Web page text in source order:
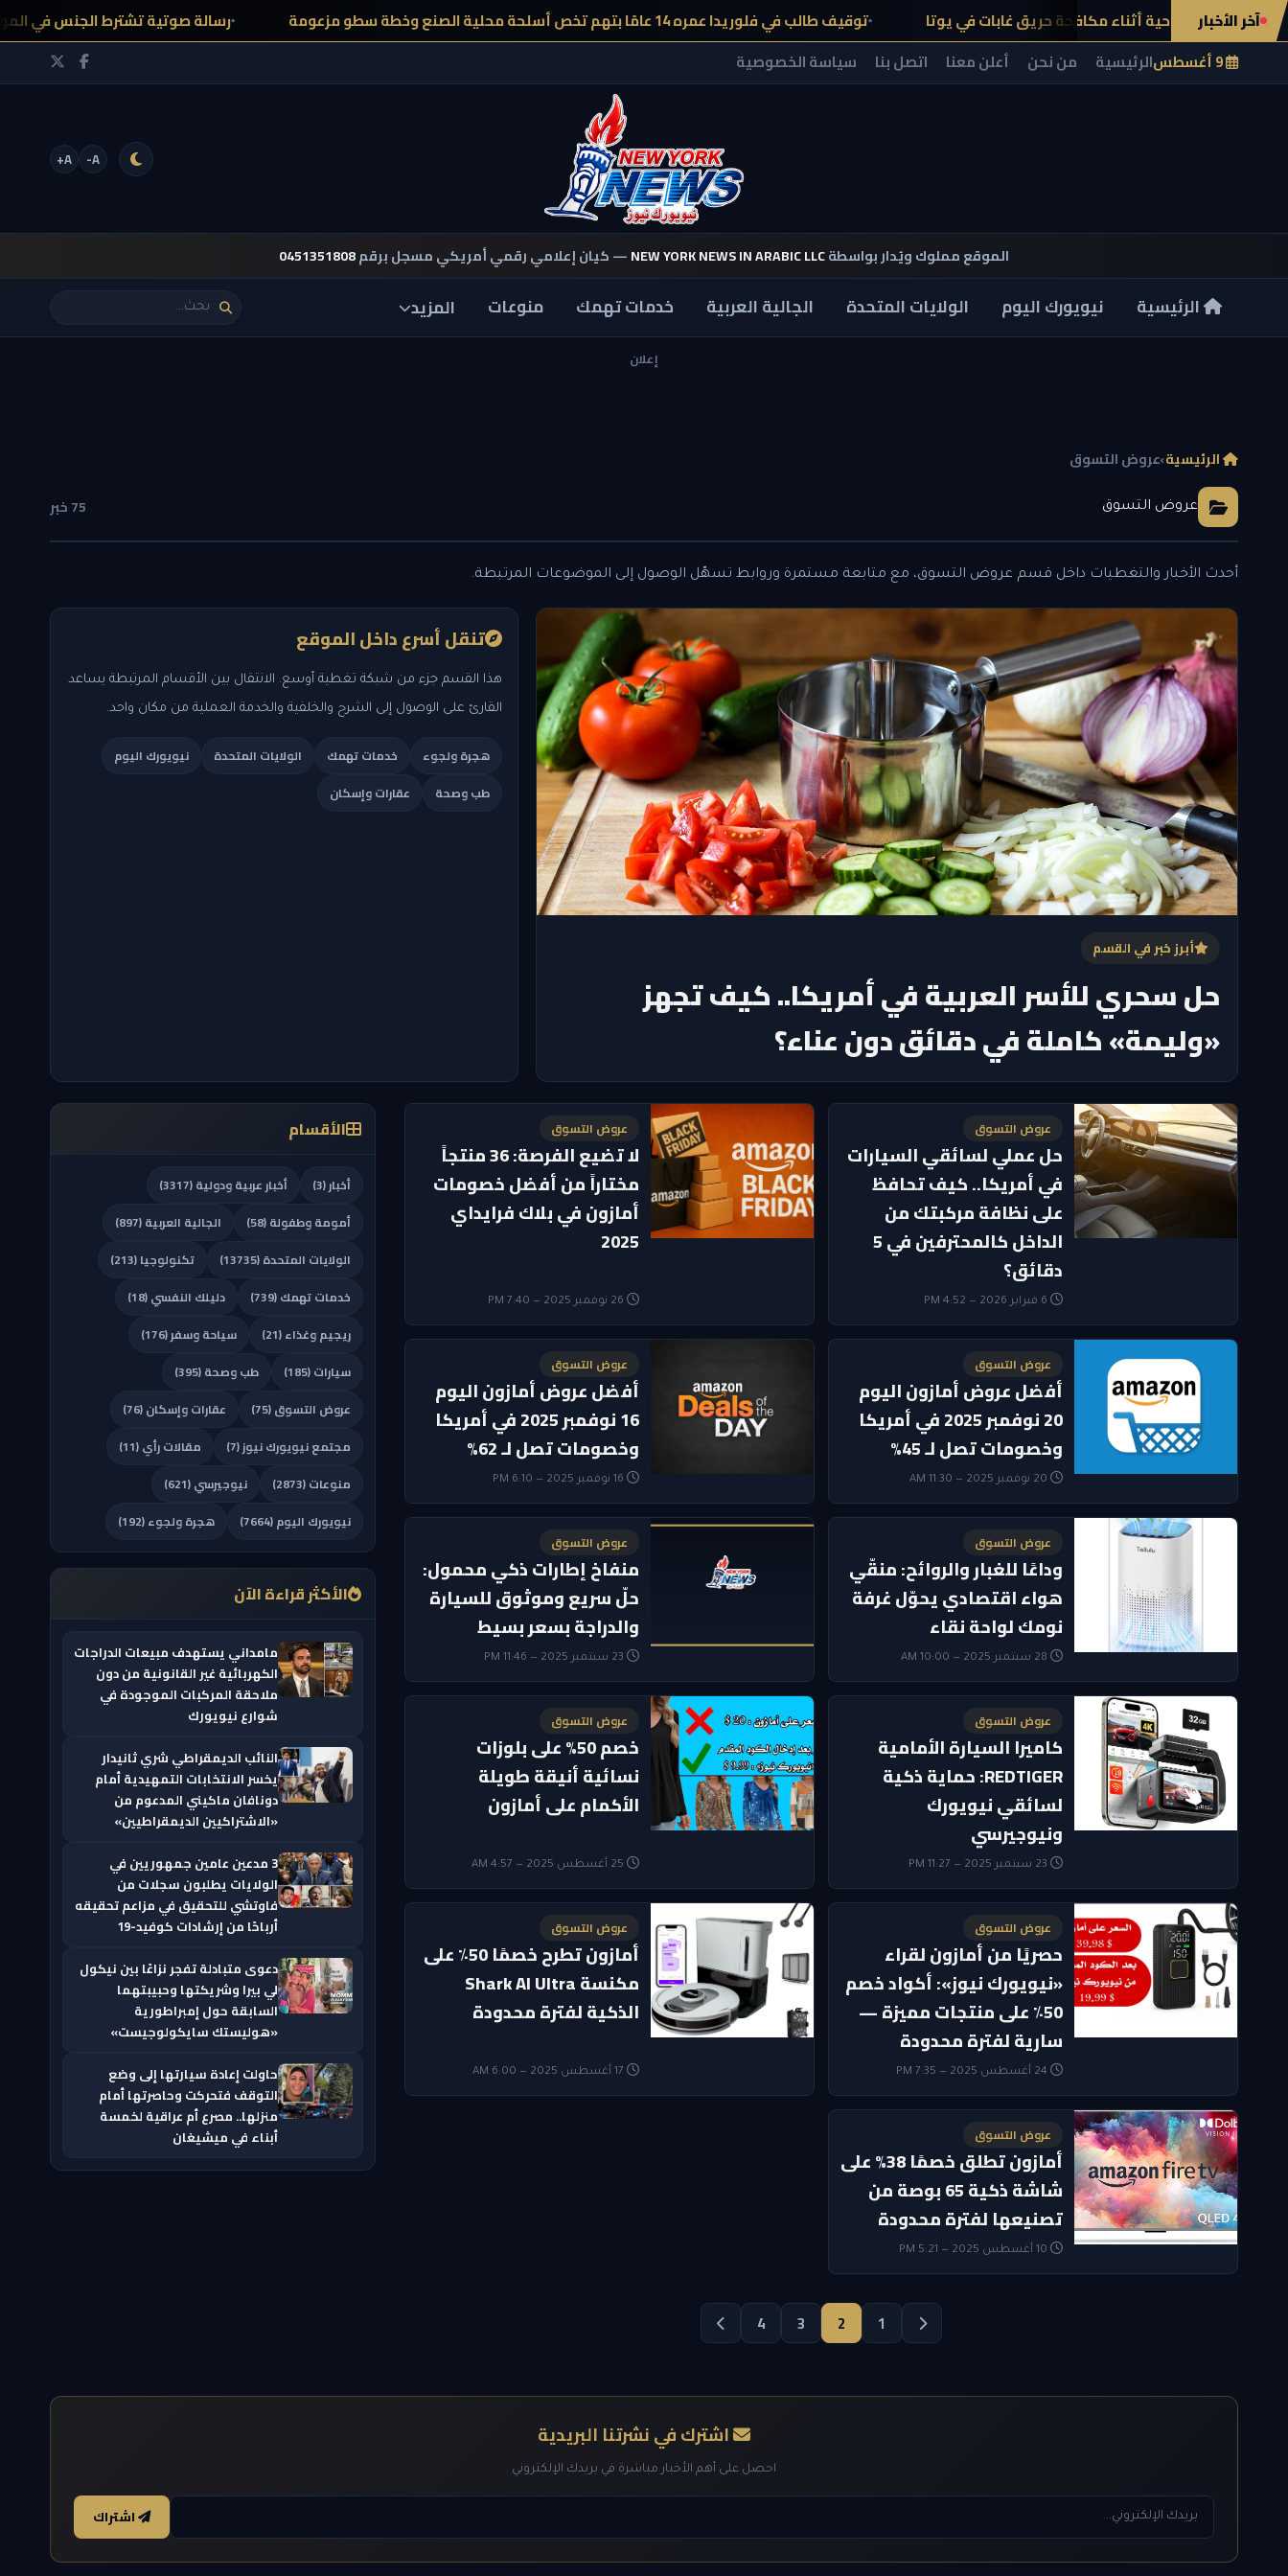
آخر الأخبار رسالة صوتية تشترط الجنس في الموعد توقيف طالب في فلوريدا عمره 14 عامًا بتهم تخص أسلحة محلية الصنع وخطة سطو مزعومة
مروحية أثناء مكافحة حريق غابات في يوتا
9 أغسطس
الرئيسية من نحن أعلن معنا اتصل بنا سياسة الخصوصية
A-
A+
الموقع مملوك ويُدار بواسطةNEW YORK NEWS IN ARABIC LLC— كيان إعلامي رقمي أمريكي مسجل برقم0451351808
الرئيسية نيويورك اليوم الولايات المتحدة الجالية العربية خدمات تهمك منوعات المزيد
الرئيسية›عروض التسوق
عروض التسوق 75 خبر
أحدث الأخبار والتغطيات داخل قسم عروض التسوق، مع متابعة مستمرة وروابط تسهّل الوصول إلى الموضوعات المرتبطة.
أبرز خبر في القسم
حل سحري للأسر العربية في أمريكا.. كيف تجهز
«وليمة» كاملة في دقائق دون عناء؟
تنقل أسرع داخل الموقع
هذا القسم جزء من شبكة تغطية أوسع. الانتقال بين الأقسام المرتبطة يساعد
القارئ على الوصول إلى الشرح والخلفية والخدمة العملية من مكان واحد.
هجرة ولجوء خدمات تهمك الولايات المتحدة
نيويورك اليوم
طب وصحة
عقارات وإسكان
عروض التسوق
حل عملي لسائقي السيارات
في أمريكا.. كيف تحافظ
على نظافة مركبتك من
الداخل كالمحترفين في 5
دقائق؟
عروض التسوق
لا تضيع الفرصة: 36 منتجاً
مختاراً من أفضل خصومات
أمازون في بلاك فرايداي
2025
عروض التسوق
أفضل عروض أمازون اليوم
20 نوفمبر 2025 في أمريكا
وخصومات تصل لـ 45%
عروض التسوق
أفضل عروض أمازون اليوم
16 نوفمبر 2025 في أمريكا
وخصومات تصل لـ 62%
عروض التسوق
وداعًا للغبار والروائح: منقّي
هواء اقتصادي يحوّل غرفة
نومك لواحة نقاء
عروض التسوق
منفاخ إطارات ذكي محمول:
حلّ سريع وموثوق للسيارة
والدراجة بسعر بسيط
عروض التسوق
كاميرا السيارة الأمامية
REDTIGER: حماية ذكية
لسائقي نيويورك
ونيوجيرسي
عروض التسوق
خصم 50% على بلوزات
نسائية أنيقة طويلة
الأكمام على أمازون
عروض التسوق
حصريًا من أمازون لقراء
«نيويورك نيوز»: أكواد خصم
50٪ على منتجات مميزة —
سارية لفترة محدودة
عروض التسوق
أمازون تطرح خصمًا 50٪ على
مكنسة Shark AI Ultra
الذكية لفترة محدودة
عروض التسوق
أمازون تطلق خصمًا 38% على
شاشة ذكية 65 بوصة من
تصنيعها لفترة محدودة
1
2
3
4
الأقسام
أخبار (3)
أخبار عربية ودولية (3317)
أمومة وطفولة (58)
الجالية العربية (897)
الولايات المتحدة (13735)
تكنولوجيا (213)
خدمات تهمك (739)
دليلك النفسي (18)
ريجيم وغذاء (21)
سياحة وسفر (176)
سيارات (185)
طب وصحة (395)
عروض التسوق (75)
عقارات وإسكان (76)
مجتمع نيويورك نيوز (7)
مقالات رأي (11)
منوعات (2873)
نيوجيرسي (621)
نيويورك اليوم (7664)
هجرة ولجوء (192)
الأكثر قراءة الآن
مامداني يستهدف مبيعات الدراجات
الكهربائية غير القانونية من دون
ملاحقة المركبات الموجودة في
شوارع نيويورك
النائب الديمقراطي شري ثانيدار
يخسر الانتخابات التمهيدية أمام
دونافان ماكيني المدعوم من
«الاشتراكيين الديمقراطيين»
3 مدعين عامين جمهوريين في
الولايات يطلبون سجلات من
فاوتشي للتحقيق في مزاعم تحقيقه
أرباحًا من إرشادات كوفيد-19
دعوى متبادلة تفجر نزاعًا بين نيكول
لي بيرا وشريكتها وحبيبتهما
السابقة حول إمبراطورية
«هوليستك سايكولوجيست»
حاولت إعادة سيارتها إلى وضع
التوقف فتحركت وحاصرتها أمام
منزلها.. مصرع أم عراقية لخمسة
أبناء في ميشيغان
اشترك في نشرتنا البريدية
احصل على أهم الأخبار مباشرة في بريدك الإلكتروني
اشتراك